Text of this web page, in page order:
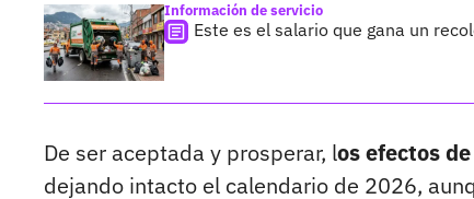
Información de servicio
Este es el salario que gana un
De ser aceptada y prosperar, los efectos
dejando intacto el calendario de 2026,